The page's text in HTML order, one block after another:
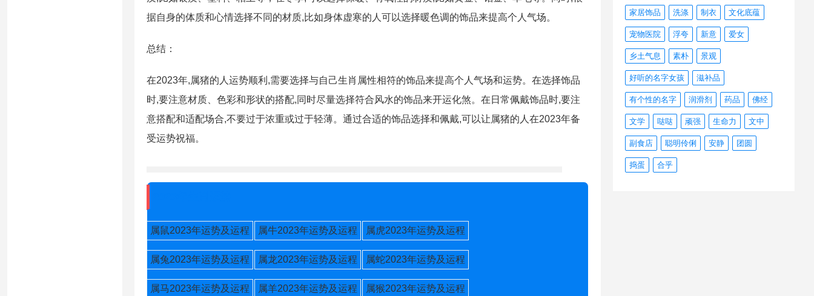
据自身的体质和心情选择不同的材质,比如身体虚寒的人可以选择暖色调的饰品来提高个人气场。
总结：
在2023年,属猪的人运势顺利,需要选择与自己生肖属性相符的饰品来提高个人气场和运势。在选择饰品
时,要注意材质、色彩和形状的搭配,同时尽量选择符合风水的饰品来开运化煞。在日常佩戴饰品时,要注
意搭配和适配场合,不要过于浓重或过于轻薄。通过合适的饰品选择和佩戴,可以让属猪的人在2023年备
受运势祝福。
属鼠2023年运势及运程 属牛2023年运势及运程 属虎2023年运势及运程
属兔2023年运势及运程 属龙2023年运势及运程 属蛇2023年运势及运程
属马2023年运势及运程 属羊2023年运势及运程 属猴2023年运势及运程
家居饰品 洗涤 制衣 文化底蕴
宠物医院 浮夸 新意 爱女
乡土气息 素朴 景观
好听的名字女孩 滋补品
有个性的名字 润滑剂 药品 佛经
文学 哒哒 顽强 生命力 文中
副食店 聪明伶俐 安静 团圆
捣蛋 合乎